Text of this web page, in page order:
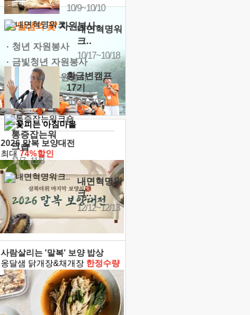
10/9~10/10
내면혁명워
크..
10/17~10/18
황금변캠프
17기
10/30~10/31
통증잡는워
크숍
11/7~11/8
내면혁명워
크..
12/12~12/13
'옹달샘의 꽃'자원봉사
· 청년 자원봉사
· 금빛청년 자원봉사
· 음식연구 자원봉사
2026 말복 보양대전
최대 74%할인
사람살리는 '말복' 보양 밥상
옹달샘 닭개장&채개장 한정수량